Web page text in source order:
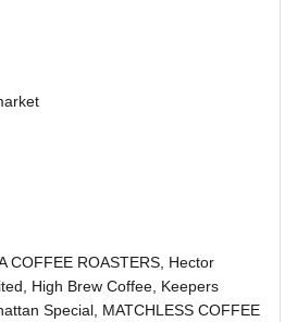
COFFEE ROASTERS, Hector
High Brew Coffee, Keepers
Special, MATCHLESS COFFEE